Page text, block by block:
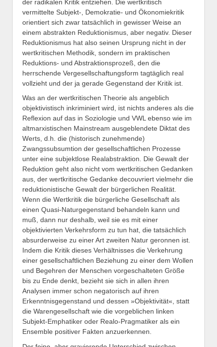
der radikalen Kritik entziehen. Die wertkritisch
vermittelte Subjekt-, Demokratie- und Ökonomiekritik
orientiert sich zwar tatsächlich in gewisser Weise an
einem abstrakten Reduktionismus, aber negativ. Dieser
Reduktionismus hat also seinen Ursprung nicht in der
wertkritischen Methodik, sondern im praktischen
Reduktions- und Abstraktionsprozeß, den die
herrschende Vergesellschaftungsform tagtäglich real
vollzieht und der ja gerade Gegenstand der Kritik ist.
Was an der wertkritischen Theorie als angeblich
objektivistisch inkriminiert wird, ist nichts anderes als die
Reflexion auf das in Soziologie und VWL ebenso wie im
altmarxistischen Mainstream ausgeblendete Diktat des
Werts, d.h. die (historisch zunehmende)
Zwangssubsumtion der gesellschaftlichen Prozesse
unter eine subjektlose Realabstraktion. Die Gewalt der
Reduktion geht also nicht vom wertkritischen Gedanken
aus, der wertkritische Gedanke decouvriert vielmehr die
reduktionistische Gewalt der bürgerlichen Realität.
Wenn die Wertkritik die bürgerliche Gesellschaft als
einen Quasi-Naturgegenstand behandeln kann und
muß, dann nur deshalb, weil sie es mit einer
objektivierten Verkehrsform zu tun hat, die tatsächlich
absurderweise zu einer Art zweiten Natur geronnen ist.
Indem die Kritik dieses Verhältnisses die Verkehrung
einer gesellschaftlichen Beziehung zu einer dem Wollen
und Begehren der Menschen vorgeschalteten Größe
bis zu Ende denkt, bezieht sie sich in allen ihren
Analysen immer schon negatorisch auf ihren
Erkenntnisgegenstand und dessen »Objektivität«, statt
die Warengesellschaft wie die vorgeblichen linken
Subjekt-Emphatiker oder Realo-Pragmatiker als ein
Ensemble positiver Fakten anzuerkennen.